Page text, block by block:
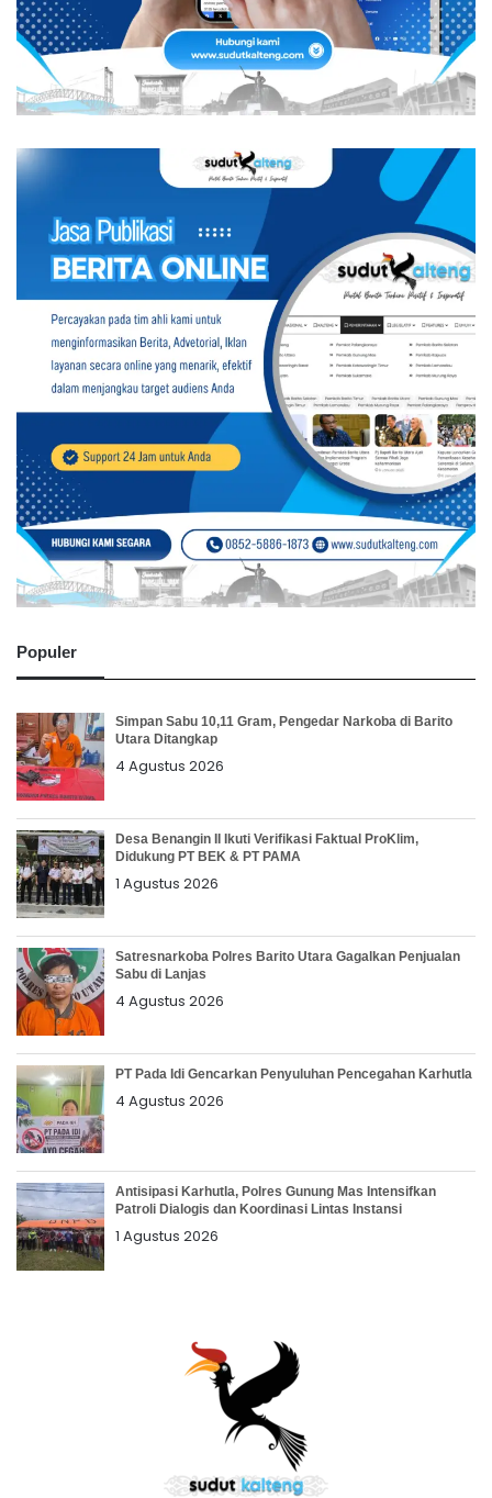
Populer
Simpan Sabu 10,11 Gram, Pengedar Narkoba di Barito
Utara Ditangkap
4 Agustus 2026
Desa Benangin II Ikuti Verifikasi Faktual ProKlim,
Didukung PT BEK & PT PAMA
1 Agustus 2026
Satresnarkoba Polres Barito Utara Gagalkan Penjualan
Sabu di Lanjas
4 Agustus 2026
PT Pada Idi Gencarkan Penyuluhan Pencegahan Karhutla
4 Agustus 2026
Antisipasi Karhutla, Polres Gunung Mas Intensifkan
Patroli Dialogis dan Koordinasi Lintas Instansi
1 Agustus 2026